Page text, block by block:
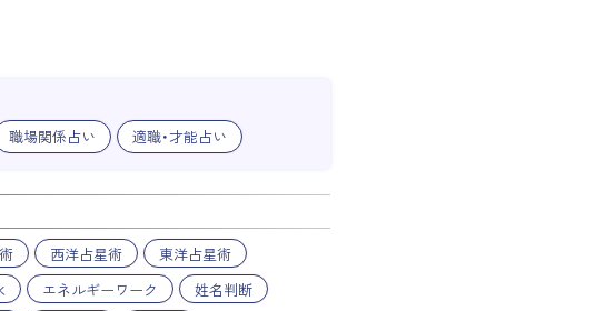
職場関係占い 適職・才能占い
西洋占星術
東洋占星術
エネルギーワーク
姓名判断